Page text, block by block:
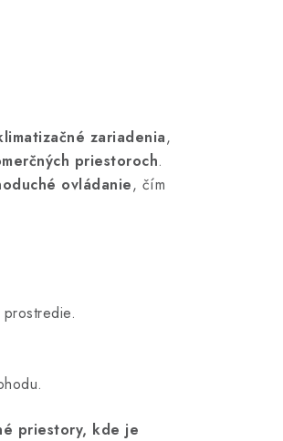
zariadenia,
priestoroch.
ovládanie, čím
priestory, kde je